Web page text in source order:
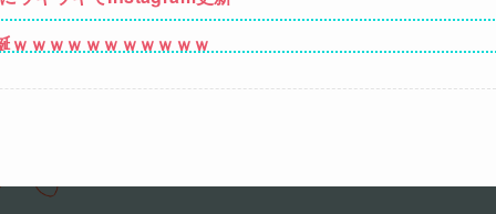
ｗｗｗｗｗｗｗｗｗｗ
るからA型で合ってるし…旦那(O型)の血液型を調べてみよ